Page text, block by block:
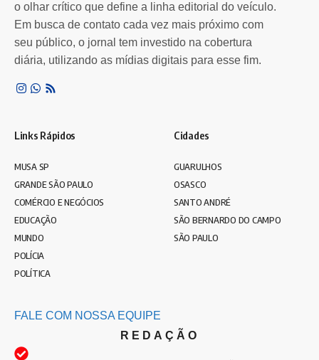
o olhar crítico que define a linha editorial do veículo.
Em busca de contato cada vez mais próximo com
seu público, o jornal tem investido na cobertura
diária, utilizando as mídias digitais para esse fim.
Links Rápidos
MUSA SP
GRANDE SÃO PAULO
COMÉRCIO E NEGÓCIOS
EDUCAÇÃO
MUNDO
POLÍCIA
POLÍTICA
Cidades
GUARULHOS
OSASCO
SANTO ANDRÉ
SÃO BERNARDO DO CAMPO
SÃO PAULO
FALE COM NOSSA EQUIPE
REDAÇÃO